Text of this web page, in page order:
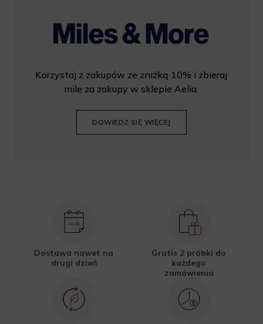
Korzystaj z zakupów ze zniżką 10% i zbieraj
mile za zakupy w sklepie Aelia.
DOWIEDZ SIĘ WIĘCEJ
Dostawa nawet na
drugi dzień
Gratis 2 próbki do
każdego
zamówienia